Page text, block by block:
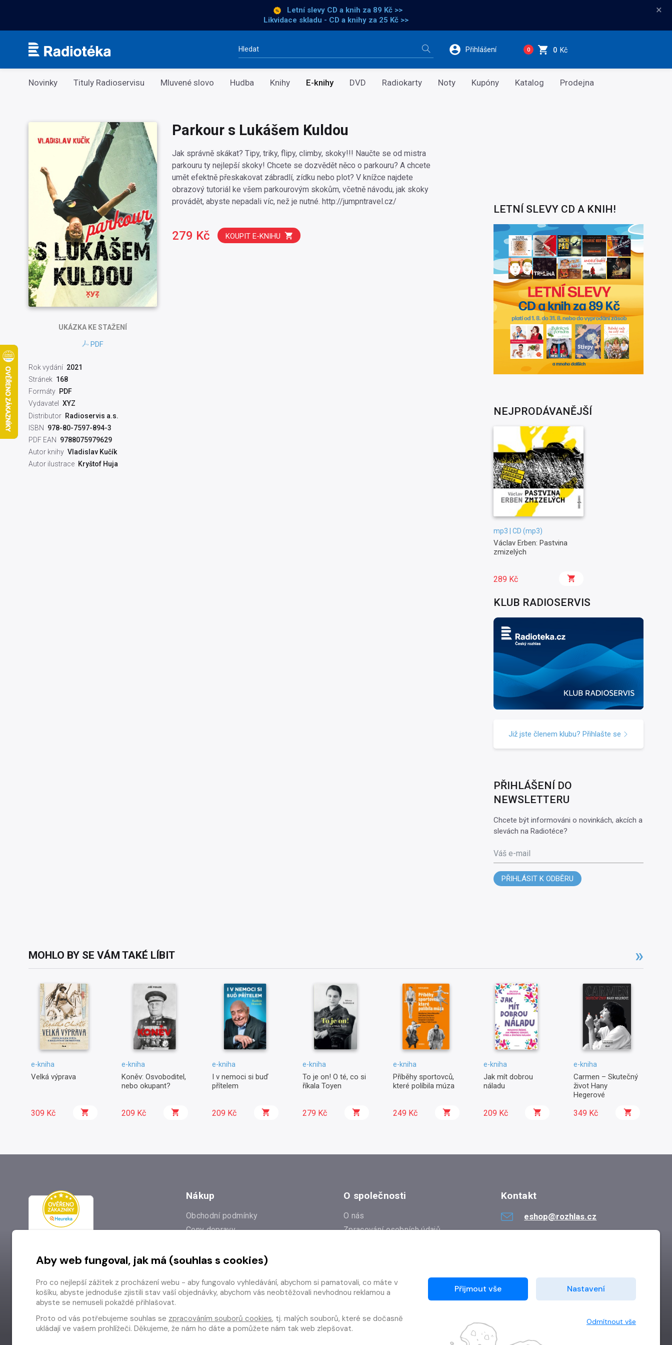
Letní slevy CD a knih za 89 Kč >>
Likvidace skladu - CD a knihy za 25 Kč >>
×
Vyhledávání Přihlášení 0 0 Kč
Kategorie
Novinky Tituly Radioservisu Mluvené slovo Hudba Knihy E-knihy DVD Radiokarty Noty Kupóny Katalog Prodejna
UKÁZKAKE STAŽENÍ
PDF
Rok vydání 2021
Stránek 168
Formáty PDF
Vydavatel
XYZ
Distributor Radioservis a.s.
ISBN
978-80-7597-894-3
PDF EAN
9788075979629
Autor knihy Vladislav Kučík
Autor ilustrace Kryštof Huja
Parkour s Lukášem Kuldou
Jak správně skákat? Tipy, triky, flipy, climby, skoky!!! Naučte se od mistra
parkouru ty nejlepší skoky! Chcete se dozvědět něco o parkouru? A chcete
umět efektně přeskakovat zábradlí, zídku nebo plot? V knížce najdete
obrazový tutoriál ke všem parkourovým skokům, včetně návodu, jak skoky
provádět, abyste nepadali víc, než je nutné. http://jumpntravel.cz/
279 Kč KOUPIT E-KNIHU
LETNÍ SLEVY CD A KNIH!
NEJPRODÁVANĚJŠÍ
mp3 | CD (mp3)
Václav Erben: Pastvina
zmizelých
289 Kč
KLUB RADIOSERVIS
Již jste členem klubu? Přihlašte se
PŘIHLÁŠENÍ DO
NEWSLETTERU
Chcete být informováni o novinkách, akcích a
slevách na Radiotéce?
Váš e-mail
PŘIHLÁSIT K ODBĚRU
MOHLO BY SE VÁM TAKÉ LÍBIT
e-kniha
Velká výprava
309 Kč
e-kniha
Koněv: Osvoboditel,
nebo okupant?
209 Kč
e-kniha
I v nemoci si buď
přítelem
209 Kč
e-kniha
To je on! O té, co si
říkala Toyen
279 Kč
e-kniha
Příběhy sportovců,
které políbila múza
249 Kč
e-kniha
Jak mít dobrou
náladu
209 Kč
e-kniha
Carmen – Skutečný
život Hany
Hegerové
349 Kč
Nákup
Obchodní podmínky
Ceny dopravy
Prodejna
Odstoupení od smlouvy
O společnosti
O nás
Zpracování osobních údajů
Kontakt
eshop@rozhlas.cz
Aby web fungoval, jak má (souhlas s cookies)
Pro co nejlepší zážitek z procházení webu - aby fungovalo vyhledávání, abychom si pamatovali, co máte v
košíku, abyste jednoduše zjistili stav vaší objednávky, abychom vás neobtěžovali nevhodnou reklamou a
abyste se nemuseli pokaždé přihlašovat.
Proto od vás potřebujeme souhlas se zpracováním souborů cookies, tj. malých souborů, které se dočasně
ukládají ve vašem prohlížeči. Děkujeme, že nám ho dáte a pomůžete nám tak web zlepšovat.
Přijmout vše Nastavení
Odmítnout vše